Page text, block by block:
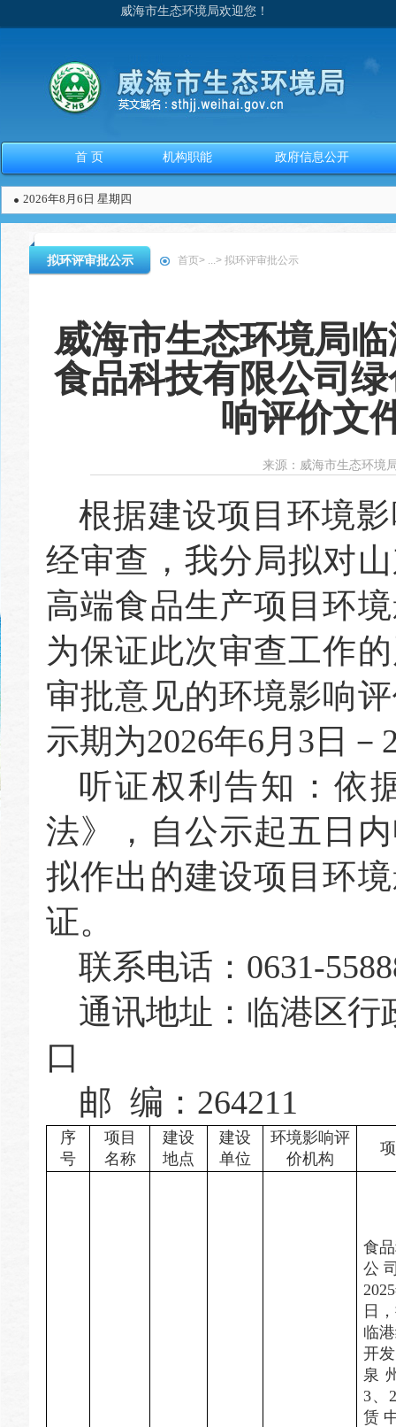
威海市生态环境局欢迎您！
首 页 机构职能 政府信息公开
2026年8月6日 星期四
拟环评审批公示 首页> ...> 拟环评审批公示
威海市生态环境局
食品科技有限公司
响评价文
来源： 威海市生态环境
根据建设项目环境
经审查，我分局拟对
高端食品生产项目环
为保证此次审查工作
审批意见的环境影响
示期为2026年6月3日
听证权利告知：依
法》，自公示起五日
拟作出的建设项目环
证。
联系电话：0631-
通讯地址： 临港区行
口
邮 编：264211
序
号
项目
名称
建设
地点
建设
单位
环境影响评
价机构
食
公
日
临
开
泉
3、
赁